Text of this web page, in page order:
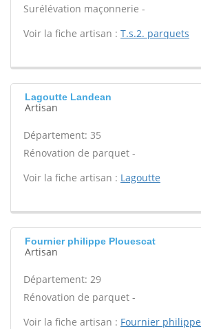
Surélévation maçonnerie -
Voir la fiche artisan : T.s.2. parquets
Lagoutte Landean
Artisan
Département: 35
Rénovation de parquet -
Voir la fiche artisan : Lagoutte
Fournier philippe Plouescat
Artisan
Département: 29
Rénovation de parquet -
Voir la fiche artisan : Fournier philippe